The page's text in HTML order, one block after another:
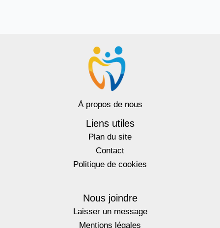
À propos de nous
Liens utiles
Plan du site
Contact
Politique de cookies
Nous joindre
Laisser un message
Mentions légales